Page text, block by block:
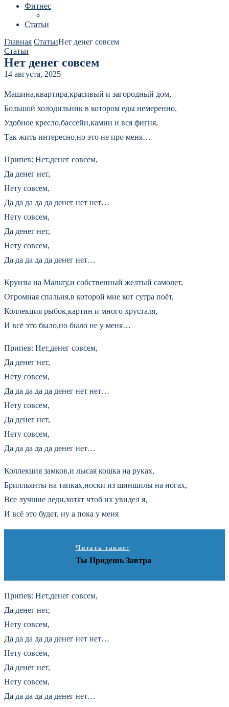
Фитнес
Статьи
Главная СтатьиНет денег совсем
Статьи
Нет денег совсем
14 августа, 2025
Машина,квартира,красивый и загородный дом,
Большой холодильник в котором еды немеренно,
Удобное кресло,бассейн,камин и вся фигня,
Так жить интересно,но это не про меня…
Припев: Нет,денег совсем,
Да денег нет,
Нету совсем,
Да да да да да денег нет нет…
Нету совсем,
Да денег нет,
Нету совсем,
Да да да да да денег нет…
Круизы на Мальту,и собственный желтый самолет,
Огромная спальня,в которой мне кот сутра поёт,
Коллекция рыбок,картин и много хрусталя,
И всё это было,но было не у меня…
Припев: Нет,денег совсем,
Да денег нет,
Нету совсем,
Да да да да да денег нет нет…
Нету совсем,
Да денег нет,
Нету совсем,
Да да да да да денег нет…
Коллекция замков,и лысая кошка на руках,
Брилльянты на тапках,носки из шиншилы на ногах,
Все лучшие леди,хотят чтоб их увидел я,
И всё это будет, ну а пока у меня
Читать также:
Ты Придешь Завтра
Припев: Нет,денег совсем,
Да денег нет,
Нету совсем,
Да да да да да денег нет нет…
Нету совсем,
Да денег нет,
Нету совсем,
Да да да да да денег нет…